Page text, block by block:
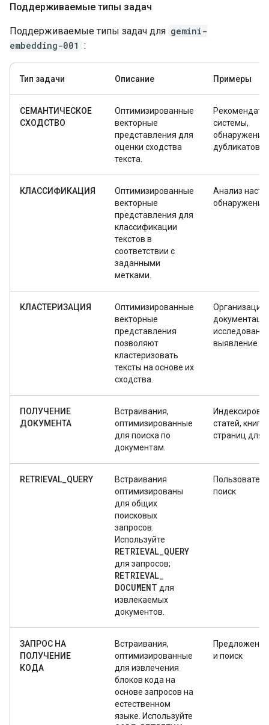
Поддерживаемые типы задач
Поддерживаемые типы задач для gemini-
embedding-001 :
Тип задачи Описание Примеры
СЕМАНТИЧЕСКОЕ
СХОДСТВО
Оптимизированные
векторные
представления для
оценки сходства
текста.
системы,
обнаружение
дубликатов
КЛАССИФИКАЦИЯ
Оптимизированные
векторные
представления для
классификации
текстов в
соответствии с
заданными
метками.
Анализ
обнаружение
КЛАСТЕРИЗАЦИЯ
Оптимизированные
векторные
представления
позволяют
кластеризовать
тексты на основе их
сходства.
Организация
выявление
ПОЛУЧЕНИЕ
ДОКУМЕНТА
Встраивания,
оптимизированные
для поиска по
документам.
статей, книг
страниц для
RETRIEVAL_QUERY
Встраивания
оптимизированы
для общих
поисковых
запросов.
Используйте
RETRIEVAL_QUERY
для запросов;
RETRIEVAL_
DOCUMENT для
извлекаемых
документов.
поиск
ЗАПРОС НА
ПОЛУЧЕНИЕ
КОДА
Встраивания,
оптимизированные
для извлечения
блоков кода на
основе запросов на
естественном
языке. Используйте
и поиск